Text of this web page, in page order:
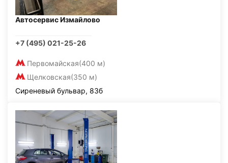
Автосервис Измайлово
+7 (495) 021-25-26
Первомайская(400 м)
Щелковская(350 м)
Сиреневый бульвар, 83б